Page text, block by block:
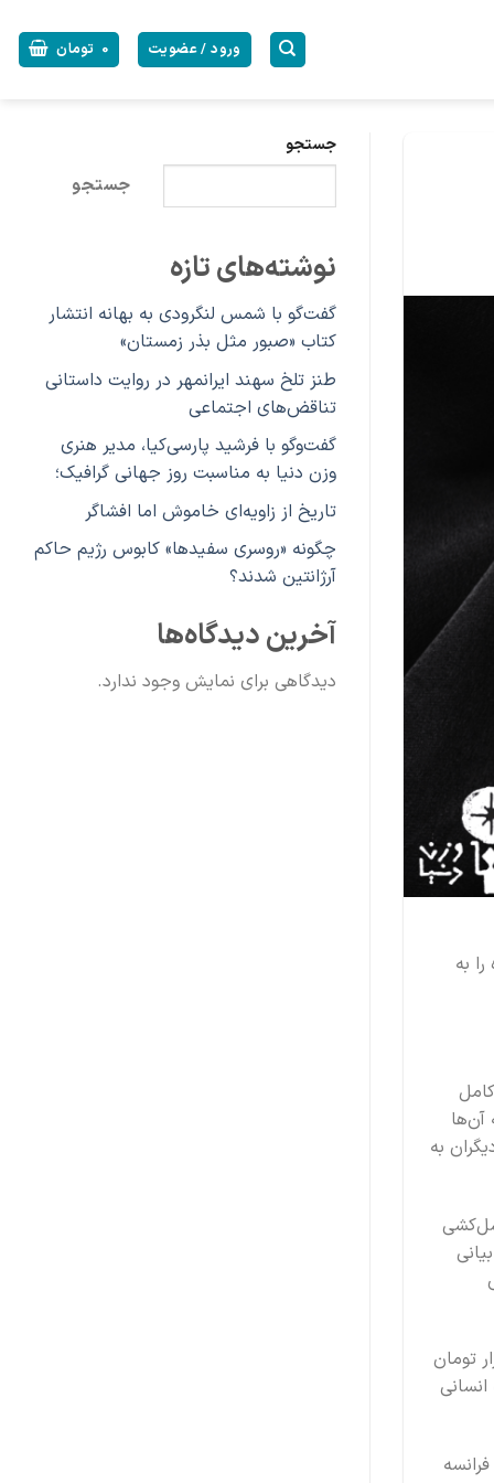
ورود / عضویت 0 تومان
به
به
ترجمه شده است، توسط حمید هاشمی کهندانی به زبان فارسی برگردانده و با قیمت ۲۳۰ هزار تومان
فرانسه
جستجو
جستجو
نوشته‌های تازه
گفت‌گو با شمس لنگرودی به بهانه انتشار
کتاب «صبور مثل بذر زمستان»
طنز تلخ سهند ایرانمهر در روایت داستانی
تناقض‌های اجتماعی
گفت‌وگو با فرشید پارسی‌کیا، مدیر هنری
وزن دنیا به مناسبت روز جهانی گرافیک؛
تاریخ از زاویه‌ای خاموش اما افشاگر
چگونه «روسری سفیدها» کابوس رژیم حاکم
آرژانتین شدند؟
آخرین دیدگاه‌ها
دیدگاهی برای نمایش وجود ندارد.